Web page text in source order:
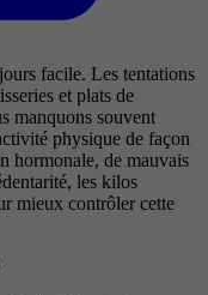
facile. Les tentations
et plats de
manquons souvent
physique de façon
hormonale, de mauvais
les kilos
mieux contrôler cette